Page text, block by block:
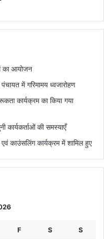
का आयोजन
में गरिमामय ध्वजारोहण
कार्यक्रम का किया गया
कार्यकर्ताओं की समस्याएँ
काउंसलिंग कार्यक्रम में शामिल हुए
F S S